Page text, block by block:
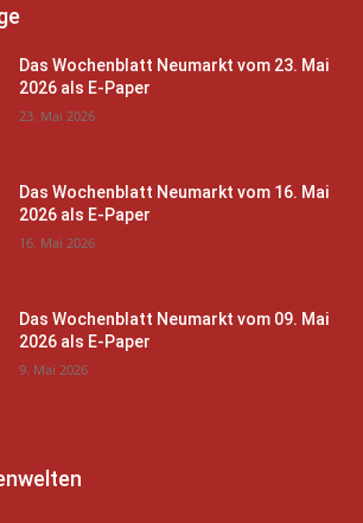
Das Wochenblatt Neumarkt vom 23. Mai
2026 als E-Paper
23. Mai 2026
Das Wochenblatt Neumarkt vom 16. Mai
2026 als E-Paper
16. Mai 2026
Das Wochenblatt Neumarkt vom 09. Mai
2026 als E-Paper
9. Mai 2026